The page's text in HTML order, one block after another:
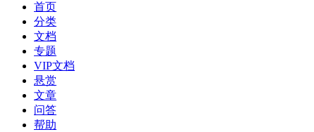
首页
分类
文档
专题
VIP文档
悬赏
文章
问答
帮助